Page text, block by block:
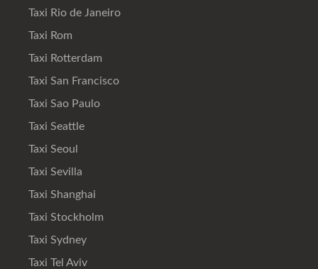
Taxi Rio de Janeiro
Taxi Rom
Taxi Rotterdam
Taxi San Francisco
Taxi Sao Paulo
Taxi Seattle
Taxi Seoul
Taxi Sevilla
Taxi Shanghai
Taxi Stockholm
Taxi Sydney
Taxi Tel Aviv